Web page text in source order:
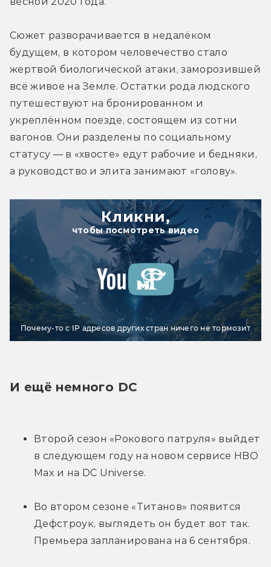
Сюжет разворачивается в недалёком
будущем, в котором человечество стало
жертвой биологической атаки, заморозившей
всё живое на Земле. Остатки рода людского
путешествуют на бронированном и
укреплённом поезде, состоящем из сотни
вагонов. Они разделены по социальному
статусу — в «хвосте» едут рабочие и бедняки,
а руководство и элита занимают «голову».
Кликни,
чтобы посмотреть видео
Почему-то с IP адресов других стран ничего не тормозит
И ещё немного DC
Второй сезон «Рокового патруля» выйдет
в следующем году на новом сервисе HBO
Max и на DC Universe.
Во втором сезоне «Титанов» появится
Дефстроук, выглядеть он будет вот так.
Премьера запланирована на 6 сентября.